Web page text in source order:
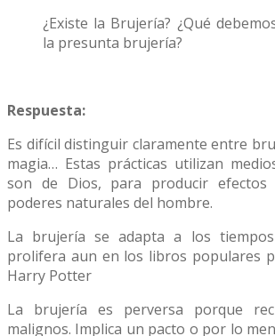
¿Existe la Brujería? ¿Qué
la presunta brujería?
Respuesta:
Es difícil distinguir claramente entre
magia… Estas prácticas utilizan
son de Dios, para producir
poderes naturales del hombre.
La brujería se adapta a los
prolifera aun en los libros populares
Harry Potter
La brujería es perversa porque
malignos. Implica un pacto o por lo